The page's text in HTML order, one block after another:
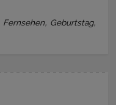
Fernsehen, Geburtstag,